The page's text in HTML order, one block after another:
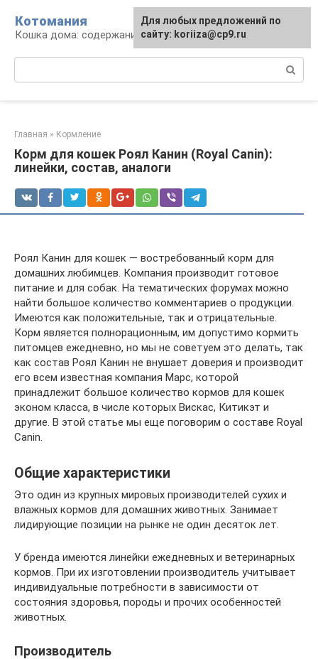
контенту
Котомания
Кошка дома: содержание и уход
Главная » Кормление
Корм для кошек Роял Канин (Royal Canin):
линейки, состав, аналоги
Роял Канин для кошек — востребованный корм для
домашних любимцев. Компания производит готовое
питание и для собак. На тематических форумах можно
найти большое количество комментариев о продукции.
Имеются как положительные, так и отрицательные.
Корм является полнорационным, им допустимо кормить
питомцев ежедневно, но мы не советуем это делать, так
как состав Роял Канин не внушает доверия и производит
его всем известная компания Марс, которой
принадлежит большое количество кормов для кошек
эконом класса, в числе которых Вискас, Китикэт и
другие. В этой статье мы еще поговорим о составе Royal
Canin.
Общие характеристики
Это один из крупных мировых производителей сухих и
влажных кормов для домашних животных. Занимает
лидирующие позиции на рынке не один десяток лет.
У бренда имеются линейки ежедневных и ветеринарных
кормов. При их изготовлении производитель учитывает
индивидуальные потребности в зависимости от
состояния здоровья, породы и прочих особенностей
животных.
Производитель
Для любых предложений по
сайту: koriiza@cp9.ru